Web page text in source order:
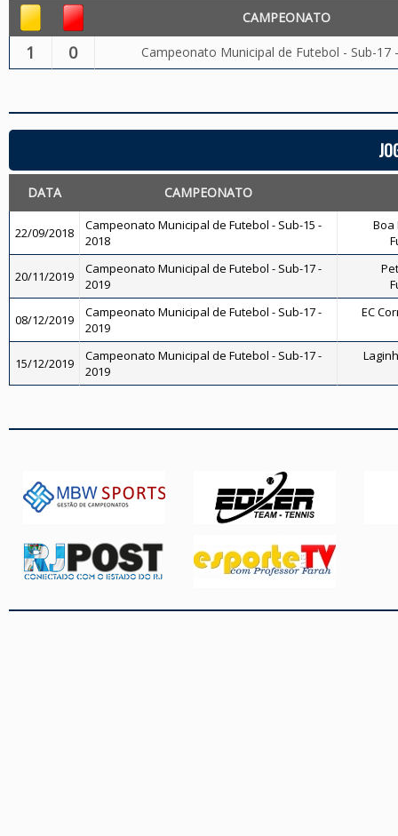
CAMPEONATO
1 0 Campeonato Municipal de Futebol - Sub-17
DATA CAMPEONATO
22/09/2018
Campeonato Municipal de Futebol - Sub-15 -
2018
Boa
20/11/2019
Campeonato Municipal de Futebol - Sub-17 -
2019
08/12/2019
Campeonato Municipal de Futebol - Sub-17 -
2019
EC
15/12/2019
Campeonato Municipal de Futebol - Sub-17 -
2019